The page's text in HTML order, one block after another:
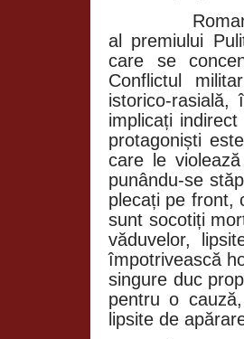
al premiului
care se
Conflictul
istorico-
implicați
protagoniști
care le
punându-se
plecați pe front,
sunt socotiți
văduvelor,
împotrivească
singure duc
pentru o
lipsite de